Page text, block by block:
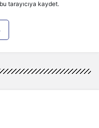
tarayıcıya kaydet.